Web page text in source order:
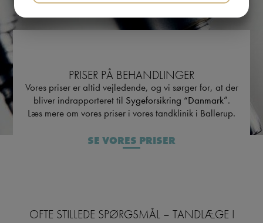
PRISER PÅ BEHANDLINGER
Vores priser er altid vejledende, og vi sørger for, at der
bliver indrapporteret til Sygeforsikring “Danmark”.
Læs mere om vores priser i vores tandklinik i Ballerup.
SE VORES PRISER
OFTE STILLEDE SPØRGSMÅL – TANDLÆGE I
MARKETING STATISTIK